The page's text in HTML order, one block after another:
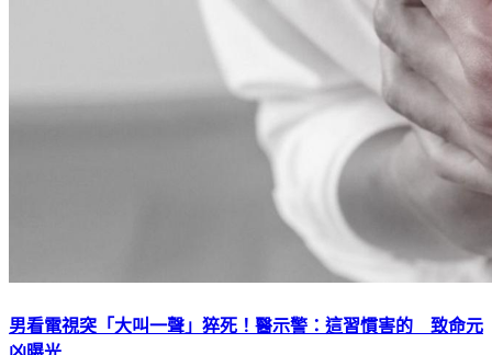
男看電視突「大叫一聲」猝死！醫示警：這習慣害的 致命元